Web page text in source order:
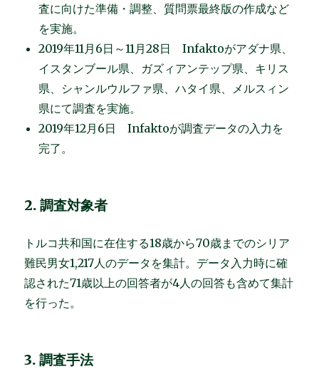
査に向けた準備・調整、質問票最終版の作成など
を実施。
2019年11月6日～11月28日 Infaktoがアダナ県、
イスタンブール県、ガズィアンテップ県、キリス
県、シャンルウルファ県、ハタイ県、メルスィン
県にて調査を実施。
2019年12月6日 Infaktoが調査データの入力を
完了。
2. 調査対象者
トルコ共和国に在住する18歳から70歳までのシリア
難民男女1,217人のデータを集計。データ入力時に確
認された71歳以上の回答者が4人の回答も含めて集計
を行った。
3. 調査手法